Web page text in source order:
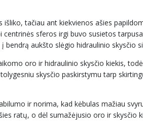
tačiau ant kiekvienos ašies
sferos irgi buvo susietos
aukšto slėgio hidraulinio skysčio
oro ir hidraulinio skysčio kiekis,
skysčio paskirstymu tarp
ir norima, kad kėbulas mažiau
ratų, o dėl sumažėjusio oro ir skysčio